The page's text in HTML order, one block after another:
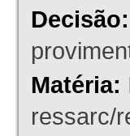
Decisão:
Matéria:
ressarc/